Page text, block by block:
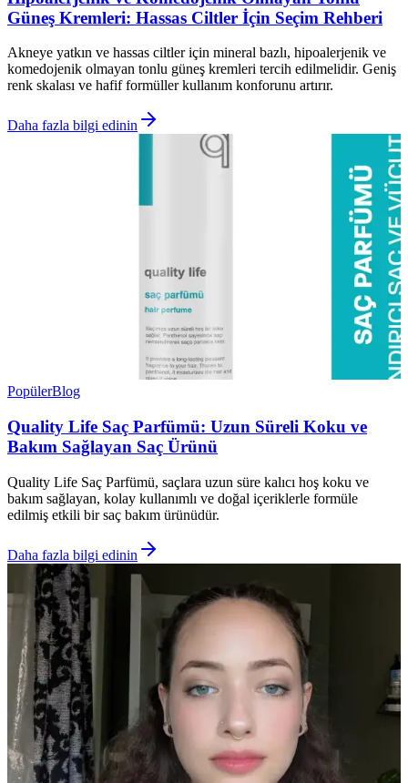
Güneş Kremleri: Hassas Ciltler İçin Seçim Rehberi
Akneye yatkın ve hassas ciltler için mineral bazlı, hipoalerjenik ve
komedojenik olmayan tonlu güneş kremleri tercih edilmelidir. Geniş
renk skalası ve hafif formüller kullanım konforunu artırır.
Daha fazla bilgi edinin
PopülerBlog
Quality Life Saç Parfümü: Uzun Süreli Koku ve
Bakım Sağlayan Saç Ürünü
Quality Life Saç Parfümü, saçlara uzun süre kalıcı hoş koku ve
bakım sağlayan, kolay kullanımlı ve doğal içeriklerle formüle
edilmiş etkili bir saç bakım ürünüdür.
Daha fazla bilgi edinin